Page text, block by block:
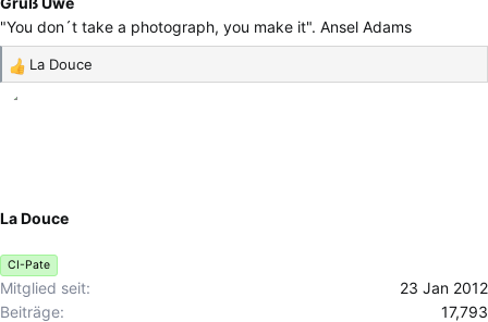
"You don´t take a photograph, you make it". Ansel Adams
R
e
n
n
:
La Douce
La Douce
CI-Pate
Mitglied seit
23 Jan 2012
Beiträge
17,793